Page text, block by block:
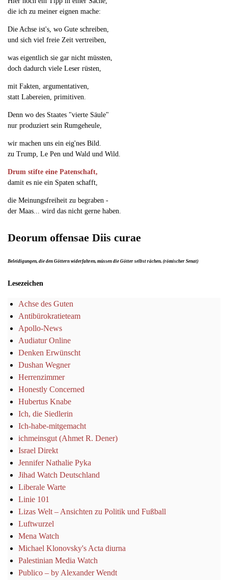
die ich zu meiner eignen mache:
Die Achse ist's, wo Gute schreiben,
und sich viel freie Zeit vertreiben,
was eigentlich sie gar nicht müssten,
doch dadurch viele Leser rüsten,
mit Fakten, argumentativen,
statt Labereien, primitiven.
Denn wo des Staates "vierte Säule"
nur produziert sein Rumgeheule,
wir machen uns ein eig'nes Bild.
zu Trump, Le Pen und Wald und Wild.
Drum stifte eine Patenschaft,
damit es nie ein Spaten schafft,
die Meinungsfreiheit zu begraben -
der Maas... wird das nicht gerne haben.
Deorum offensae Diis curae
Beleidigungen, die den Göttern widerfahren, müssen die Götter selbst rächen. (römischer Senat)
Lesezeichen
Achse des Guten
Antibürokratieteam
Apollo-News
Audiatur Online
Denken Erwünscht
Dushan Wegner
Herrenzimmer
Honestly Concerned
Hubertus Knabe
Ich, die Siedlerin
Ich-habe-mitgemacht
ichmeinsgut (Ahmet R. Dener)
Israel Direkt
Jennifer Nathalie Pyka
Jihad Watch Deutschland
Liberale Warte
Linie 101
Lizas Welt – Ansichten zu Politik und Fußball
Luftwurzel
Mena Watch
Michael Klonovsky's Acta diurna
Palestinian Media Watch
Publico – by Alexander Wendt